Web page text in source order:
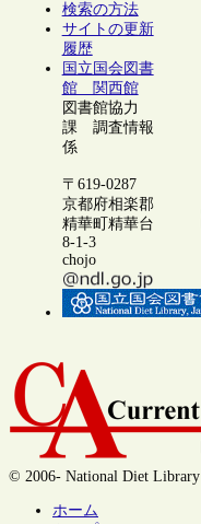
検索の方法
サイトの更新
履歴
国立国会図書
館 関西館
図書館協力
課 調査情報
係
〒619-0287
京都府相楽郡
精華町精華台
8-1-3
chojo
© 2006- National Diet Library
ホーム